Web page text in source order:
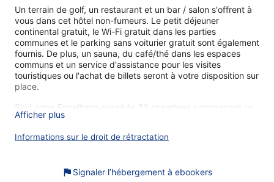
Un terrain de golf, un restaurant et un bar / salon s'offrent à
vous dans cet hôtel non-fumeurs. Le petit déjeuner
continental gratuit, le Wi-Fi gratuit dans les parties
communes et le parking sans voiturier gratuit sont également
fournis. De plus, un sauna, du café/thé dans les espaces
communs et un service d'assistance pour les visites
touristiques ou l'achat de billets seront à votre disposition sur
place.
Ski Lodge Engelberg possède 39 chambres comprenant un
sèche-cheveux. Chaque chambre bénéficie d'une décoration
donne accès aux chaînes par câble.
Wi-Fi. Un service de ménage est fourni tous les jours.
Afficher plus
Informations sur le droit de rétractation
Signaler l’hébergement à ebookers